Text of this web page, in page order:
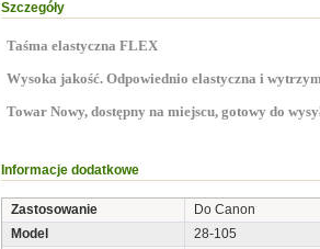
Szczegóły
Taśma elastyczna FLEX
Wysoka jakość. Odpowiednio elastyczna i
Towar Nowy, dostępny na miejscu, gotowy do
Informacje dodatkowe
Zastosowanie
Do Canon
Model
28-105